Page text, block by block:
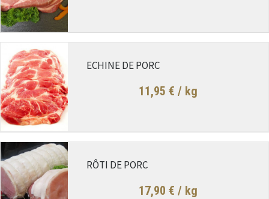
ECHINE DE PORC
11,95 € / kg
RÔTI DE PORC
17,90 € / kg